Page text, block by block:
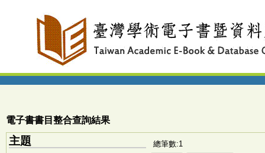
電子書書目整合查詢結果
主題 總筆數:1